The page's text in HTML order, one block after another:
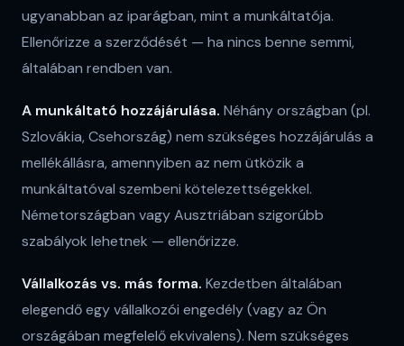
ugyanabban az iparágban, mint a munkáltatója.
Ellenőrizze a szerződését — ha nincs benne semmi,
általában rendben van.
A munkáltató hozzájárulása. Néhány országban (pl.
Szlovákia, Csehország) nem szükséges hozzájárulás a
mellékállásra, amennyiben az nem ütközik a
munkáltatóval szembeni kötelezettségekkel.
Németországban vagy Ausztriában szigorúbb
szabályok lehetnek — ellenőrizze.
Vállalkozás vs. más forma. Kezdetben általában
elegendő egy vállalkozói engedély (vagy az Ön
országában megfelelő ekvivalens). Nem szükséges